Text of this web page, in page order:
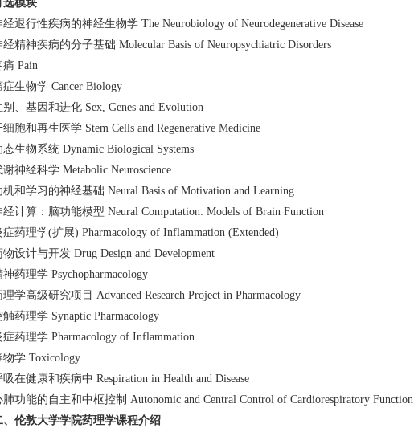
选模块
行性疾病的神经生物学 The Neurobiology of Neurodegenerative Disease
神疾病的分子基础 Molecular Basis of Neuropsychiatric Disorders
Pain
物学 Cancer Biology
基因和进化 Sex, Genes and Evolution
和再生医学 Stem Cells and Regenerative Medicine
物系统 Dynamic Biological Systems
经科学 Metabolic Neuroscience
学习的神经基础 Neural Basis of Motivation and Learning
算：脑功能模型 Neural Computation: Models of Brain Function
理学(扩展) Pharmacology of Inflammation (Extended)
计与开发 Drug Design and Development
理学 Psychopharmacology
高级研究项目 Advanced Research Project in Pharmacology
理学 Synaptic Pharmacology
理学 Pharmacology of Inflammation
Toxicology
健康和疾病中 Respiration in Health and Disease
能的自主和中枢控制 Autonomic and Central Control of Cardiorespiratory Function
、伦敦大学学院药理学课程介绍